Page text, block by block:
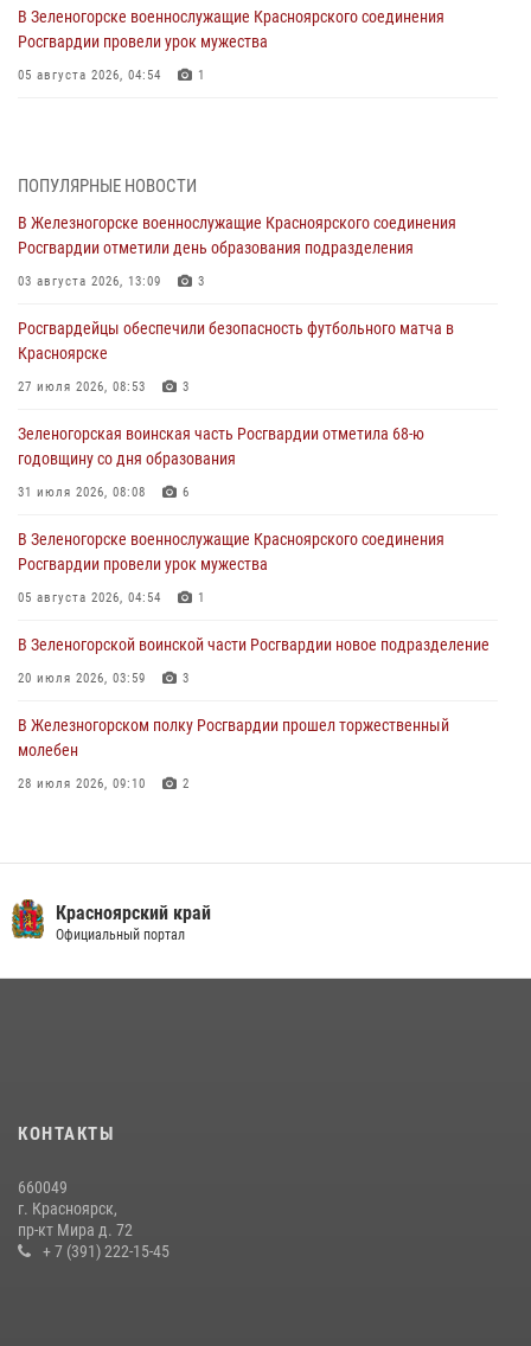
В Зеленогорске военнослужащие Красноярского соединения
Росгвардии провели урок мужества
05 августа 2026, 04:54 1
05 августа 2026, 04:52 1
В Красноярске сотрудники вневедомственной охраны Росгвардии
задержали подозреваемого в серии краж из гипермаркета
04 августа 2026, 09:57
Сотрудники Росгвардии обеспечили общественный порядок во
время проведения экстремального заплыва в Дудинке
04 августа 2026, 08:36
В Красноярске сотрудники Росгвардии задержали подозреваемого
в серии краж из супермаркета
04 августа 2026, 06:50
Военнослужащие Красноярского соединения Росгвардии
познакомили отдыхающих детей с тонкостями РХБ защиты
03 августа 2026, 13:12 2
ПОПУЛЯРНЫЕ НОВОСТИ
В Железногорске военнослужащие Красноярского соединения
Росгвардии отметили день образования подразделения
03 августа 2026, 13:09 3
Росгвардейцы обеспечили безопасность футбольного матча в
Красноярске
27 июля 2026, 08:53 3
Зеленогорская воинская часть Росгвардии отметила 68-ю
годовщину со дня образования
31 июля 2026, 08:08 6
В Зеленогорске военнослужащие Красноярского соединения
Росгвардии провели урок мужества
05 августа 2026, 04:54 1
В Зеленогорской воинской части Росгвардии новое подразделение
20 июля 2026, 03:59 3
В Железногорском полку Росгвардии прошел торжественный
молебен
28 июля 2026, 09:10 2
10 июля 2026, 06:18 4
Военнослужащие Росгвардии железногорской воинской части
Росгвардии получили штатное вооружение
10 июля 2026, 06:21
празднования 70-летия города
21 июля 2026, 01:41
Красноярский край
Официальный портал
КОНТАКТЫ
660049
г. Красноярск,
пр-кт Мира д. 72
+ 7 (391) 222-15-45